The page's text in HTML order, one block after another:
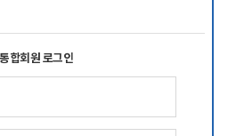
통합회원 로그인